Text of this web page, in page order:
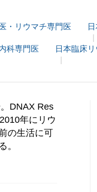
・リウマチ専門医
科専門医
日本臨床
DNAX Res
年にリウ
の生活に可
。